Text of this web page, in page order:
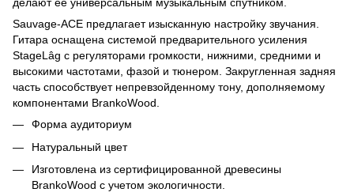
делают ее универсальным музыкальным спутником.
Sauvage-ACE предлагает изысканную настройку звучания.
Гитара оснащена системой предварительного усиления
StageLâg с регуляторами громкости, нижними, средними и
высокими частотами, фазой и тюнером. Закругленная задняя
часть способствует непревзойденному тону, дополняемому
компонентами BrankoWood.
Форма аудиториум
Натуральный цвет
Изготовлена из сертифицированной древесины
BrankoWood с учетом экологичности.